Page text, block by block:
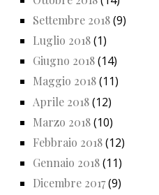
Settembre 2018(9)
Luglio 2018(1)
Giugno 2018(14)
Maggio 2018(11)
Aprile 2018(12)
Marzo 2018(10)
Febbraio 2018(12)
Gennaio 2018(11)
Dicembre 2017(9)